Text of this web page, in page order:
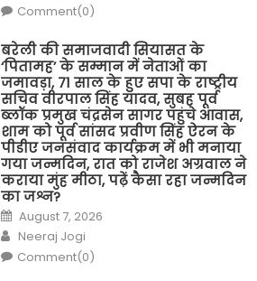
Comment(0)
बरेली की समाजवादी सियासत के
‘पितामह’ के सम्मान में नेताओं का
जमावड़ा, 71 साल के हुए सपा के राष्ट्रीय
सचिव वीरपाल सिंह यादव, सुबह पूर्व
ब्लॉक प्रमुख चंद्रसेन सागर पहुंचे आवास,
शाम को पूर्व सांसद प्रवीण सिंह ऐरन के
पीडीए जनसंवाद कार्यक्रम में भी मनाया
गया जन्मदिन, रात को राजेश अग्रवाल ने
कराया मुंह मीठा, पढ़ें कैसा रहा जन्मदिन
का जश्न?
Posted
on
August 7, 2026
Author
Neeraj Jogi
Comment(0)